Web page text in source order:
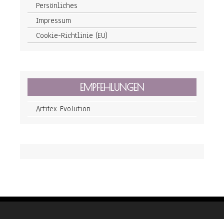
Persönliches
Impressum
Cookie-Richtlinie (EU)
EMPFEHLUNGEN
Artifex-Evolution